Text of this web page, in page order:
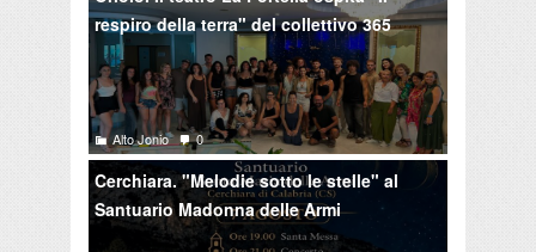
respiro della terra" del collettivo 365
Alto Jonio 0
Cerchiara. "Melodie sotto le stelle" al
Santuario Madonna delle Armi